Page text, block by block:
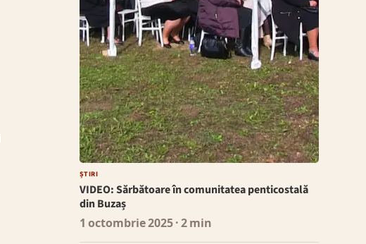
ȘTIRI
VIDEO: Sărbătoare în comunitatea penticostală
din Buzaș
1 octombrie 2025· 2 min